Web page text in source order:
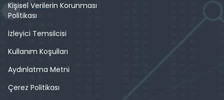
Kişisel Verilerin Korunması
Politikası
İzleyici Temsilcisi
Kullanım Koşulları
Aydınlatma Metni
Çerez Politikası